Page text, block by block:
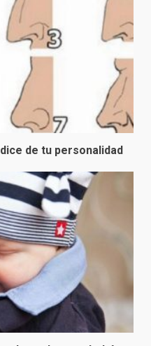
de tu personalidad